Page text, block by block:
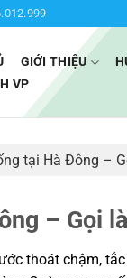
GIỚI THIỆU
VP
tại Hà Đông –
– Gọi
thoát chậm,